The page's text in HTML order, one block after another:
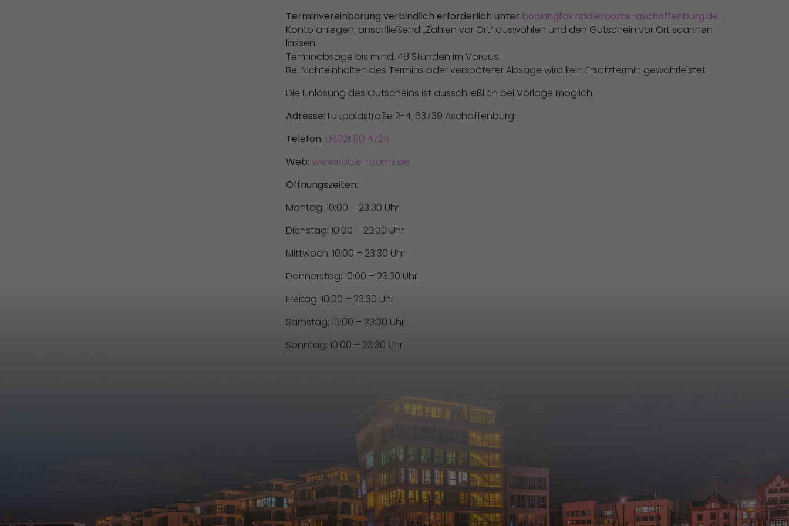
Terminvereinbarung verbindlich erforderlich unter bookingfox.riddlerooms-aschaffenburg.de.
Konto anlegen, anschließend „Zahlen vor Ort“ auswählen und den Gutschein vor Ort scannen
lassen.
Terminabsage bis mind. 48 Stunden im Voraus.
Bei Nichteinhalten des Termins oder verspäteter Absage wird kein Ersatztermin gewährleistet.
Die Einlösung des Gutscheins ist ausschließlich bei Vorlage möglich.
Adresse: Luitpoldstraße 2-4, 63739 Aschaffenburg
Telefon: 06021 9014725
Web: www.riddle-rooms.de
Öffnungszeiten:
Montag: 10:00 – 23:30 Uhr
Dienstag: 10:00 – 23:30 Uhr
Mittwoch: 10:00 – 23:30 Uhr
Donnerstag: 10:00 – 23:30 Uhr
Freitag: 10:00 – 23:30 Uhr
Samstag: 10:00 – 23:30 Uhr
Sonntag: 10:00 – 23:30 Uhr